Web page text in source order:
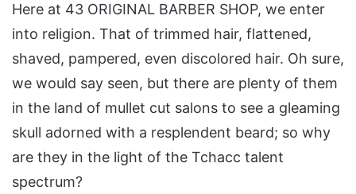
Here at 43 ORIGINAL BARBER SHOP, we enter
into religion. That of trimmed hair, flattened,
shaved, pampered, even discolored hair. Oh sure,
we would say seen, but there are plenty of them
in the land of mullet cut salons to see a gleaming
skull adorned with a resplendent beard; so why
are they in the light of the Tchacc talent
spectrum?